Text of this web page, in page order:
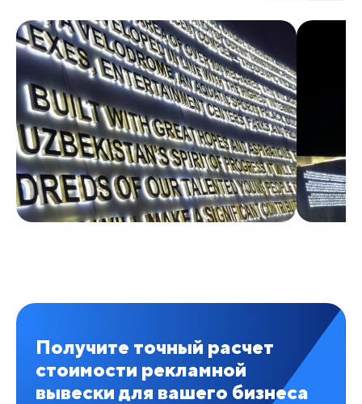
Получите точный расчет
стоимости рекламной
вывески для вашего бизнеса